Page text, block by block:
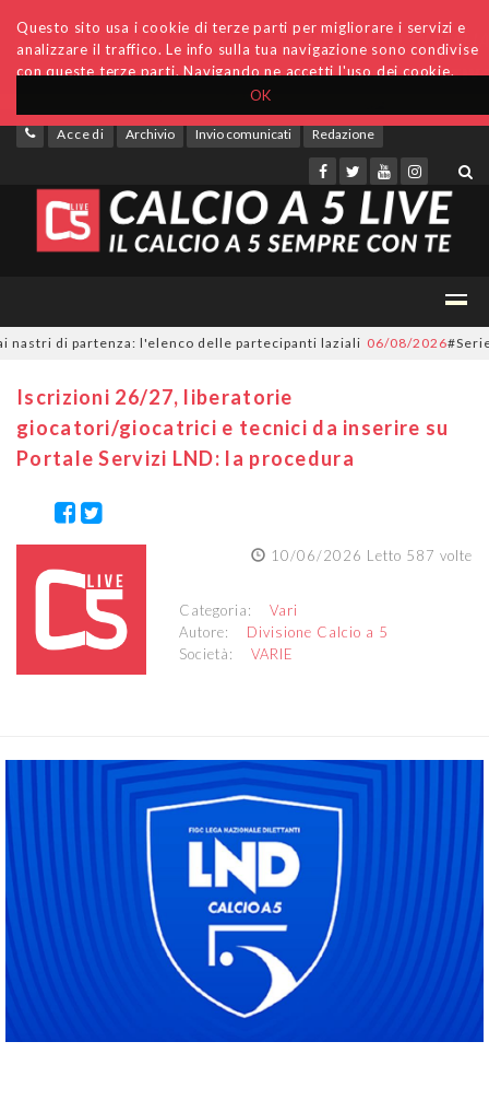
OK
Questo sito usa i cookie di terze parti per migliorare i servizi e
analizzare il traffico. Le info sulla tua navigazione sono condivise
con queste terze parti. Navigando ne accetti l'uso dei cookie.
Accedi Archivio Invio comunicati Redazione
di partenza: l'elenco delle partecipanti laziali 06/08/2026
Iscrizioni 26/27, liberatorie
giocatori/giocatrici e tecnici da inserire su
Portale Servizi LND: la procedura
10/06/2026 Letto 587 volte
Categoria:Vari
Autore: Divisione Calcio a 5
Società:VARIE